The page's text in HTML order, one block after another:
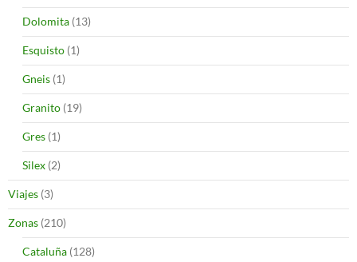
Dolomita (13)
Esquisto (1)
Gneis (1)
Granito (19)
Gres (1)
Silex (2)
Viajes (3)
Zonas (210)
Cataluña (128)